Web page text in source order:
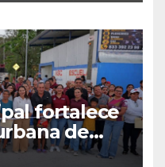
fortalece
de